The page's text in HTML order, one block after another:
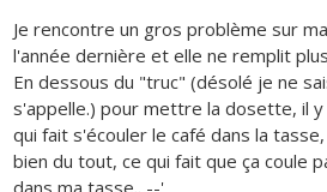
Je rencontre un gros problème sur
l'année dernière et elle ne remplit
En dessous du "truc" (désolé je ne
s'appelle.) pour mettre la dosette, il
qui fait s'écouler le café dans la
bien du tout, ce qui fait que ça coule
dans ma tasse.. --'